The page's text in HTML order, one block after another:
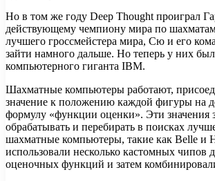
Но в том же году Deep Thought проиграл
действующему чемпиону мира по
лучшего гроссмейстера мира, Сю и его
зайти намного дальше. Но теперь у них
компьютерного гиганта IBM.
Шахматные компьютеры работают,
значение к положению каждой фигуры на
формулу «функции оценки». Эти значения
обрабатывать и перебирать в поисках
шахматные компьютеры, такие как Belle и
использовали несколько кастомных чипов
оценочных функций и затем